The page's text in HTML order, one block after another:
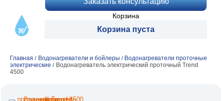
Корзина
Корзина пуста
Главная / Водонагреватели и бойлеры / Водонагреватели проточные
электрические / Водонагреватель электрический проточный Trend
4500